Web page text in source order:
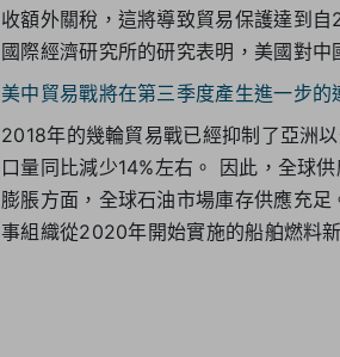
收額外關稅，這將導致貿易保護達到
國際經濟研究所的研究表明，美國對中
美中貿易戰將在第三季度產生進一步的
2018年的幾輪貿易戰已經抑制了亞洲
口量同比減少14%左右。 因此，全球
膨脹方面，全球石油市場庫存供應充
事組織從2020年開始實施的船舶燃料